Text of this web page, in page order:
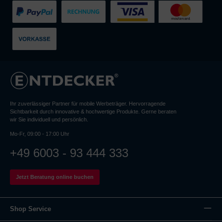
Ihr zuverlässiger Partner für mobile Werbeträger. Hervorragende
Sichtbarkeit durch innovative & hochwertige Produkte. Gerne beraten
wir Sie individuell und persönlich.
Mo-Fr, 09:00 - 17:00 Uhr
+49 6003 - 93 444 333
Jetzt Beratung online buchen
Shop Service